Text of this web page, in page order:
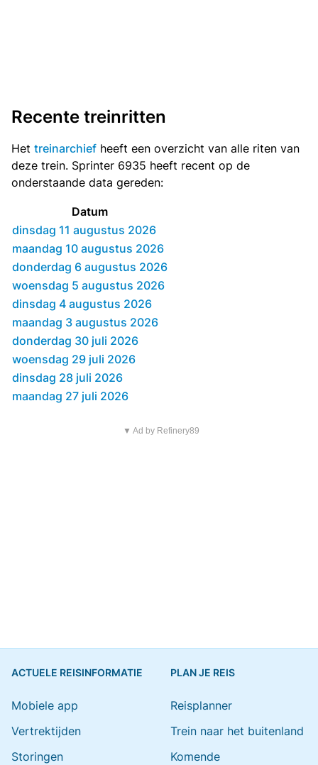
Recente treinritten
Het treinarchief heeft een overzicht van alle riten van
deze trein. Sprinter 6935 heeft recent op de
onderstaande data gereden:
Datum
dinsdag 11 augustus 2026
maandag 10 augustus 2026
donderdag 6 augustus 2026
woensdag 5 augustus 2026
dinsdag 4 augustus 2026
maandag 3 augustus 2026
donderdag 30 juli 2026
woensdag 29 juli 2026
dinsdag 28 juli 2026
maandag 27 juli 2026
▼ Ad by Refinery89
ACTUELE REISINFORMATIE
Mobiele app
Vertrektijden
Storingen
PLAN JE REIS
Reisplanner
Trein naar het buitenland
Komende